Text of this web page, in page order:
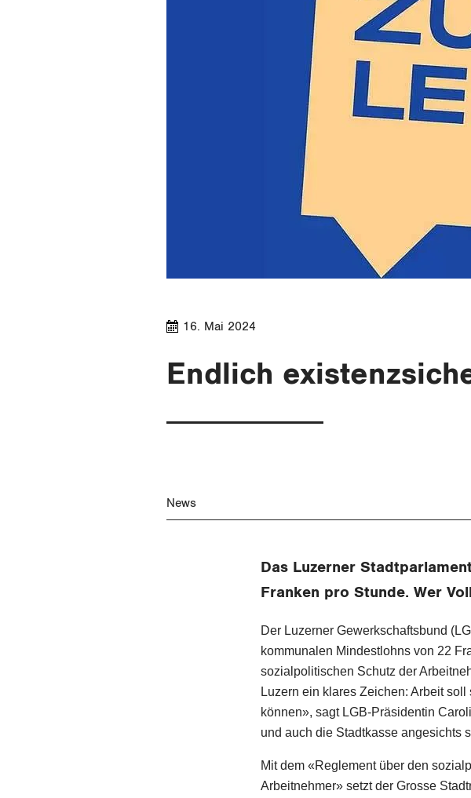
16. Mai 2024
Endlich
News
Das Luzerner
Franken pro Stunde. Wer
Der Luzerner Gewerkschaftsbund
kommunalen Mindestlohns von 22
sozialpolitischen Schutz der
Luzern ein klares Zeichen: Arbeit
können», sagt LGB-Präsidentin
und auch die Stadtkasse angesichts
Mit dem «Reglement über den
Arbeitnehmer» setzt der Grosse